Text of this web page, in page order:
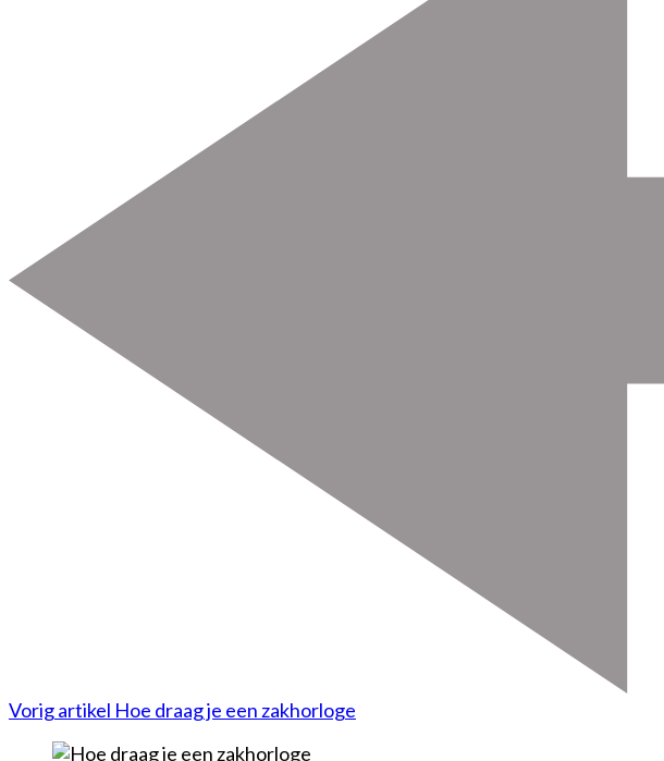
Vorig artikel Hoe draag je een zakhorloge